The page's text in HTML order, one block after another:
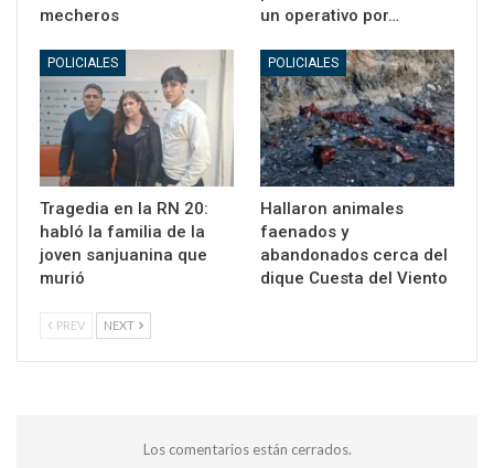
mecheros
un operativo por…
POLICIALES
Tragedia en la RN 20:
habló la familia de la
joven sanjuanina que
murió
POLICIALES
Hallaron animales
faenados y
abandonados cerca del
dique Cuesta del Viento
PREV NEXT
Los comentarios están cerrados.